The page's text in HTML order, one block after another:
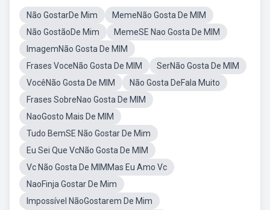
Não GostarDe Mim
MemeNão Gosta De MIM
Não GostãoDe Mim
MemeSE Nao Gosta De MIM
ImagemNão Gosta De MIM
Frases VoceNão Gosta De MIM
SerNão Gosta De MIM
VocêNão Gosta De MIM
Não Gosta DeFala Muito
Frases SobreNao Gosta De MIM
NaoGosto Mais De MIM
Tudo BemSE Não Gostar De Mim
Eu Sei Que VcNão Gosta De MIM
Vc Não Gosta De MIMMas Eu Amo Vc
NaoFinja Gostar De Mim
Impossível NãoGostarem De Mim